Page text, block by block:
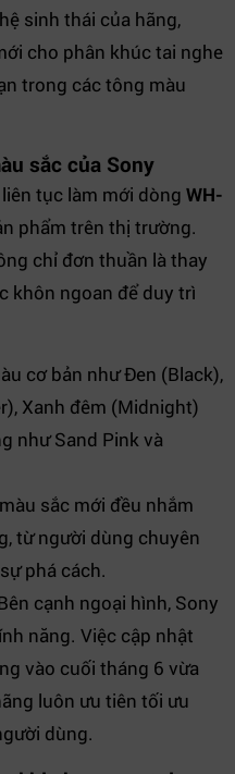
sinh thái của hãng,
cho phân khúc tai nghe
trong các tông màu
sắc của Sony
tục làm mới dòng WH-
phẩm trên thị trường.
chỉ đơn thuần là thay
khôn ngoan để duy trì
cơ bản như Đen (Black),
Xanh đêm (Midnight)
như Sand Pink và
sắc mới đều nhắm
từ người dùng chuyên
phá cách.
cạnh ngoại hình, Sony
năng. Việc cập nhật
vào cuối tháng 6 vừa
luôn ưu tiên tối ưu
dùng.